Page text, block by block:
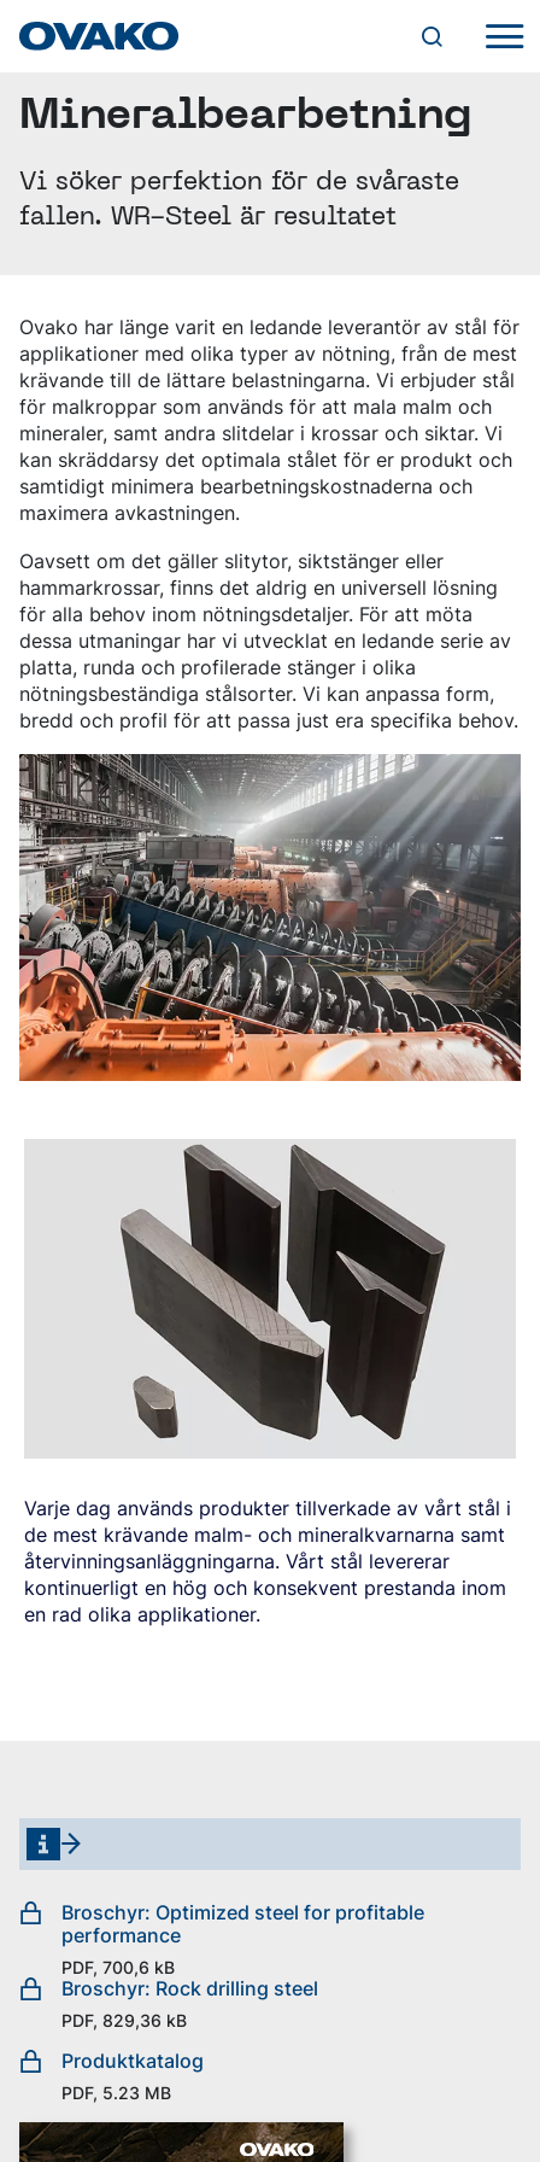
INDUSTRILÖSNINGAR
KULLAGER
KEDJOR OCH LYFTANORDNINGAR
FÄSTANORDNINGAR
TILLVERKNING
SMIDE
MASKINBEARBETNING
VÄRMEBEHANDLING
GRUV- OCH ANLÄGGNINGSVERKTYG
BERGBORRNING
ÖVRIGA GRUVVERKTYG
MINERALBEARBETNING
LÄTTA OCH TUNGA FORDON
KOMPONENTSPECIFIKA KRAV
DRIVSYSTEM
CHASSIKOMPONENTER
ENERGI
OLJA OCH GAS
VINDKRAFT
TRANSPORT
STÅLUTBUD
OVAKOS VARUMÄRKEN
BQ-STEEL®
SZ-STEEL®
WR-STEEL®
CROMAX®
STÅLSORTER
GENOMHÄRDANDE KULLAGERSTÅL
SÄTTHÄRDNINGSSTÅL
ALLMÄNT KONSTRUKTIONSSTÅL
SEGHÄRDNINGSSTÅL
FJÄDERSTÅL
NITRERSTÅL
MARAGING-STÅL
PRODUKTFORMER
SMIDD/VALSAD STÅNG
FYRKANTSSTÅNG
PLATTSTÅNG
SPECIALPROFILER
SPECIALEGENSKAPER (SP-STÅNG)
VIDAREFÖRÄDLADE STÄNGER
DRAGEN STÅNG
SLIPAD STÅNG
SKALSVARVAD STÅNG
FÖRKOMPONENTER
FÖRKOMPONENTER FRÅN STÅNG
FÖRKOMPONENTER FRÅN RÖR
HÅRDFÖRKROMADE STÄNGER OCH RÖR
FÖRBÄTTRAD KORROSIONSBESTÄNDIGHET
CROMAX-STÅLSORTER
KOSTNADSEFFEKTIVA HYDRAULCYLINDRAR
TRÅD OCH HASPLADE STÄNGER (BAR-IN-COIL)
SÖMLÖSA RÖR OCH ÄMNESRÖR
OVAKO 280-ÄMNESRÖR
STANDARDKULLAGERRÖR
VALSADE OCH SMIDDA RINGAR
SKRÄDDARSYDDA LEVERANSLÖSNINGAR
DIGITALA VERKTYG
STEEL NAVIGATOR
OVATRACK
SKROT- OCH LEGERINGSTILLÄGG
FORSKNING OCH UTVECKLING
ERFARENHET OCH KUNSKAP
KVALITET
CERTIFIKAT OCH TESTMÖJLIGHETER
OVAKO SCIENCE AND VISITOR CENTER
HÅLLBARHET
MILJÖ
VÅR VÄG MOT KOLDIOXIDNEUTRALITET
KLIMAT
EFFEKTIVA PROCESSER
PRODUKTER
ANVÄNDNING AV KEMISKA ÄMNEN
ÅTERVINNINGSBARHET OCH ÅTERVUNNET
INNEHÅLL
AKTUELLA TILLSTÅNDSPROCESSER
SOCIAL HÅLLBARHET
AFFÄRSETIK
STYRNING, UPPFÖLJNING & ÖVERVAKNING
GLOBALA MÅLEN FÖR HÅLLBAR UTVECKLING
KARRIÄR
LEDIGA TJÄNSTER
VARFÖR OVAKO?
ATT VÄXA HOS OVAKO
UTVECKLINGSPROGRAM
OM OVAKO
EN VÄRLD AV STÅL
LEDNING
VÅR VERKSAMHET
STARK GLOBAL STÄLLNING INOM SPECIALSTÅL
PRODUKTIONSORTER
VÅR VÄTGASANLÄGGNING
PODCAST STÅLVERKET
DANIEL STÅHL
NYHETER & PRESSMEDDELANDEN
MÄSSOR OCH DIGITALA EVENTS
BERÄTTELSER
STRENGTH OF STEEL NYHETSBREV
MEDIABANKEN
Svenska English Suomi
Sales Units
Nordeuropa
Centraleuropa
Östeuropa
Sydeuropa
Asien Och Stillahavsområdet
Nordamerika
Sydamerika
Resten Av Världen
Ovatrack
Steelnavigator
Logga In
Mineralbearbetning
Vi söker perfektion för de svåraste
fallen. WR-Steel är resultatet
Ovako har länge varit en ledande leverantör av stål för
applikationer med olika typer av nötning, från de mest
krävande till de lättare belastningarna. Vi erbjuder stål
för malkroppar som används för att mala malm och
mineraler, samt andra slitdelar i krossar och siktar. Vi
kan skräddarsy det optimala stålet för er produkt och
samtidigt minimera bearbetningskostnaderna och
maximera avkastningen.
Oavsett om det gäller slitytor, siktstänger eller
hammarkrossar, finns det aldrig en universell lösning
för alla behov inom nötningsdetaljer. För att möta
dessa utmaningar har vi utvecklat en ledande serie av
platta, runda och profilerade stänger i olika
nötningsbeständiga stålsorter. Vi kan anpassa form,
bredd och profil för att passa just era specifika behov.
Varje dag används produkter tillverkade av vårt stål i
de mest krävande malm- och mineralkvarnarna samt
återvinningsanläggningarna. Vårt stål levererar
kontinuerligt en hög och konsekvent prestanda inom
en rad olika applikationer.
Broschyr: Optimized steel for profitable
performance
PDF, 700,6 kB
Broschyr: Rock drilling steel
PDF, 829,36 kB
Produktkatalog
PDF, 5.23 MB